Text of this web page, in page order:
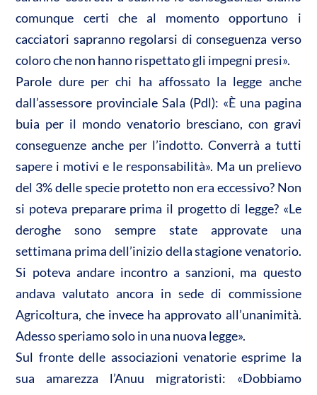
comunque certi che al momento opportuno i
cacciatori sapranno regolarsi di conseguenza verso
coloro che non hanno rispettato gli impegni presi».
Parole dure per chi ha affossato la legge anche
dall’assessore provinciale Sala (Pdl): «È una pagina
buia per il mondo venatorio bresciano, con gravi
conseguenze anche per l’indotto. Converrà a tutti
sapere i motivi e le responsabilità». Ma un prelievo
del 3% delle specie protetto non era eccessivo? Non
si poteva preparare prima il progetto di legge? «Le
deroghe sono sempre state approvate una
settimana prima dell’inizio della stagione venatorio.
Si poteva andare incontro a sanzioni, ma questo
andava valutato ancora in sede di commissione
Agricoltura, che invece ha approvato all’unanimità.
Adesso speriamo solo in una nuova legge».
Sul fronte delle associazioni venatorie esprime la
sua amarezza l’Anuu migratoristi: «Dobbiamo